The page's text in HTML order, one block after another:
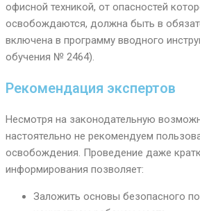
офисной техникой, от опасностей
освобождаются, должна быть в
включена в программу вводного
обучения № 2464).
Рекомендация экспертов
Несмотря на законодательную
настоятельно не рекомендуем
освобождения. Проведение даже
информирования позволяет:
Заложить основы безопасного